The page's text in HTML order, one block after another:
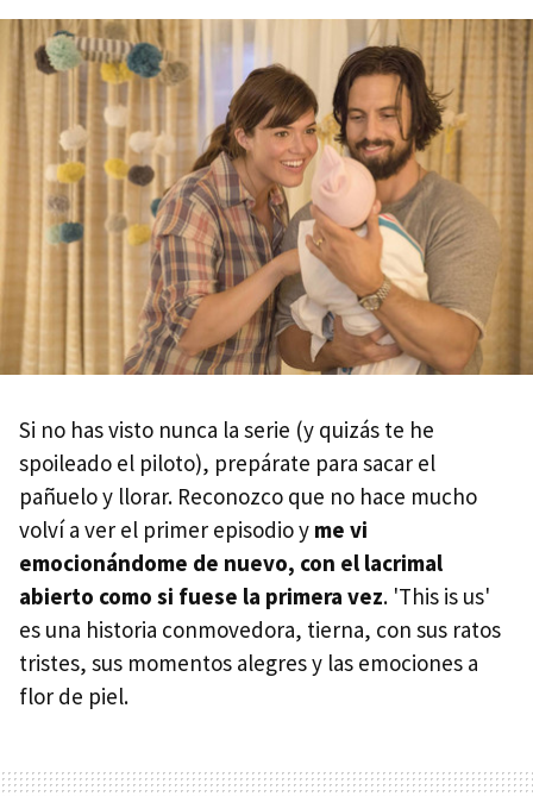
Si no has visto nunca la serie (y quizás te he
spoileado el piloto), prepárate para sacar el
pañuelo y llorar. Reconozco que no hace mucho
volví a ver el primer episodio y me vi
emocionándome de nuevo, con el lacrimal
abierto como si fuese la primera vez. 'This is us'
es una historia conmovedora, tierna, con sus ratos
tristes, sus momentos alegres y las emociones a
flor de piel.